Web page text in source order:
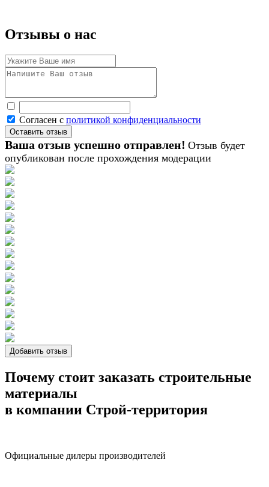
Отзывы о нас
Согласен с политикой конфиденциальности
Ваша отзыв успешно отправлен! Отзыв будет
опубликован после прохождения модерации
Добавить отзыв
Почему стоит заказать строительные
материалы
в компании Строй-территория
Официальные дилеры производителей